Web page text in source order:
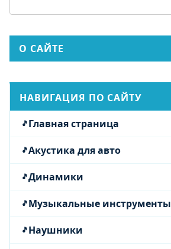
О САЙТЕ
НАВИГАЦИЯ ПО САЙТУ
Главная страница
Акустика для авто
Динамики
Музыкальные инструменты
Наушники